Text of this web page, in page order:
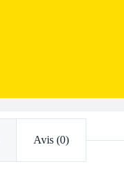
Avis (0)